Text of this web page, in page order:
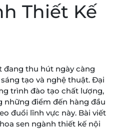
Thiết Kế
đang thu hút ngày càng
tạo và nghệ thuật. Đại
trình đào tạo chất lượng,
điểm đến hàng đầu
đuổi lĩnh vực này. Bài viết
sen ngành thiết kế nội